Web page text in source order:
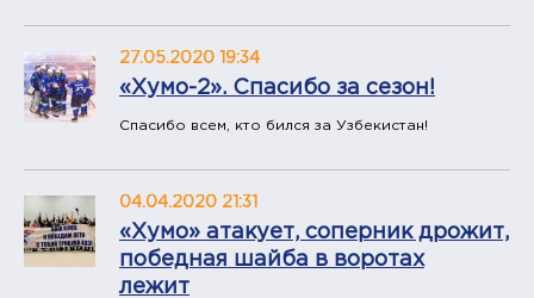
27.05.2020 19:34
«Хумо-2». Спасибо за сезон!
Спасибо всем, кто бился за Узбекистан!
04.04.2020 21:31
«Хумо» атакует, соперник дрожит,
победная шайба в воротах
лежит